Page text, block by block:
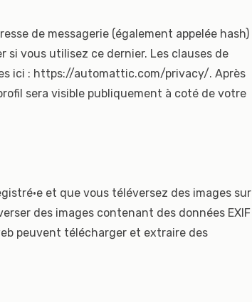
de messagerie (également appelée hash)
si vous utilisez ce dernier. Les clauses de
ici : https://automattic.com/privacy/. Après
sera visible publiquement à coté de votre
et que vous téléversez des images sur
des images contenant des données EXIF
peuvent télécharger et extraire des